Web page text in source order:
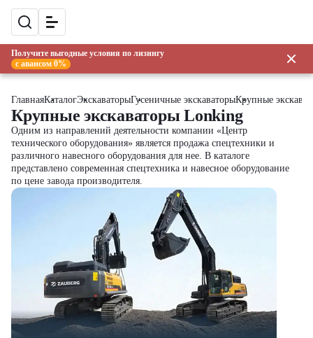
Получите выгодные условия по лизингу
с авансом 0%
ГлавнаяКаталогЭкскаваторыГусеничные экскаваторыКрупные
Крупные экскаваторы Lonking
Одним из направлений деятельности компании «Центр
технического оборудования» является продажа спецтехники и
различного навесного оборудования для нее. В каталоге
представлено современная спецтехника и навесное оборудование
по цене завода производителя.